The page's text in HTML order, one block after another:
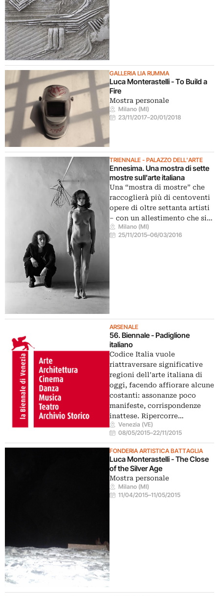
GALLERIA LIA RUMMA
Luca Monterastelli - To Build a
Fire
Mostra personale
Milano (MI)
23/11/2017–20/01/2018
TRIENNALE - PALAZZO DELL'ARTE
Ennesima. Una mostra di sette
mostre sull'arte italiana
Una “mostra di mostre” che
raccoglierà più di centoventi
opere di oltre settanta artisti
– con un allestimento che si…
Milano (MI)
25/11/2015–06/03/2016
ARSENALE
56. Biennale - Padiglione
italiano
Codice Italia vuole
riattraversare significative
regioni dell’arte italiana di
oggi, facendo affiorare alcune
costanti: assonanze poco
manifeste, corrispondenze
inattese. Ripercorre…
Venezia (VE)
08/05/2015–22/11/2015
FONDERIA ARTISTICA BATTAGLIA
Luca Monterastelli - The Close
of the Silver Age
Mostra personale
Milano (MI)
11/04/2015–11/05/2015